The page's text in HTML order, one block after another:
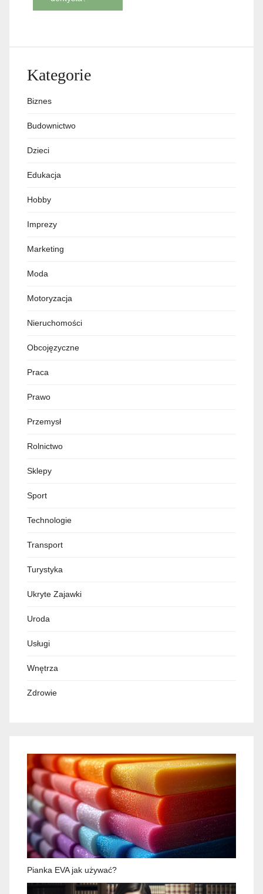
Kategorie
Biznes
Budownictwo
Dzieci
Edukacja
Hobby
Imprezy
Marketing
Moda
Motoryzacja
Nieruchomości
Obcojęzyczne
Praca
Prawo
Przemysł
Rolnictwo
Sklepy
Sport
Technologie
Transport
Turystyka
Ukryte Zajawki
Uroda
Usługi
Wnętrza
Zdrowie
Pianka EVA jak używać?